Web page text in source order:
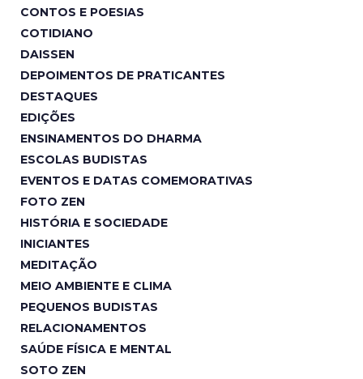
CONTOS E POESIAS
COTIDIANO
DAISSEN
DEPOIMENTOS DE PRATICANTES
DESTAQUES
EDIÇÕES
ENSINAMENTOS DO DHARMA
ESCOLAS BUDISTAS
EVENTOS E DATAS COMEMORATIVAS
FOTO ZEN
HISTÓRIA E SOCIEDADE
INICIANTES
MEDITAÇÃO
MEIO AMBIENTE E CLIMA
PEQUENOS BUDISTAS
RELACIONAMENTOS
SAÚDE FÍSICA E MENTAL
SOTO ZEN